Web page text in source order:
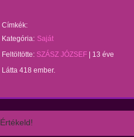
Címkék:
Kategória: Saját
Feltöltötte: SZÁSZ JÓZSEF
13 éve
Látta 418 ember.
Értékeld!